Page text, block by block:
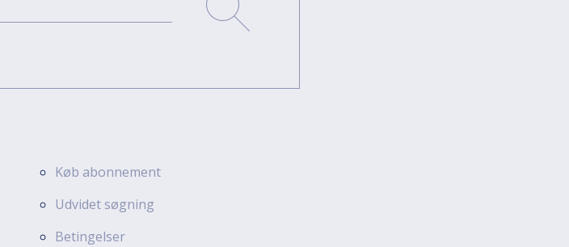
Køb abonnement
Udvidet søgning
Betingelser